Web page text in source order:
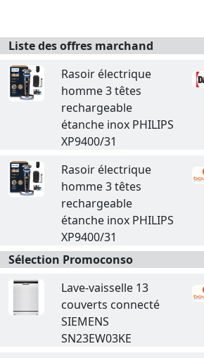
Liste des offres marchand
Rasoir électrique
homme 3 têtes
rechargeable
étanche inox PHILIPS
XP9400/31
Rasoir électrique
homme 3 têtes
rechargeable
étanche inox PHILIPS
XP9400/31
Sélection Promoconso
Lave-vaisselle 13
couverts connecté
SIEMENS
SN23EW03KE